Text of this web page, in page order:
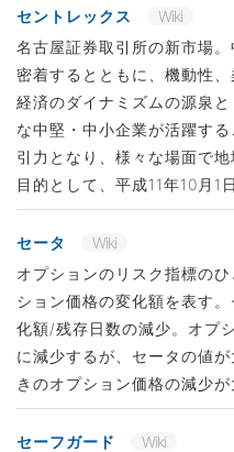
セントレックス
Wiki
名古屋証券取引所の新市場
密着するとともに、機動性
経済のダイナミズムの源泉
な中堅・中小企業が活躍す
引力となり、様々な場面で
目的として、平成11年10月1
セータ
Wiki
オプションのリスク指標の
ション価格の変化額を表す
化額/残存日数の減少。オプ
に減少するが、セータの値
きのオプション価格の減少が
セーフガード
Wiki